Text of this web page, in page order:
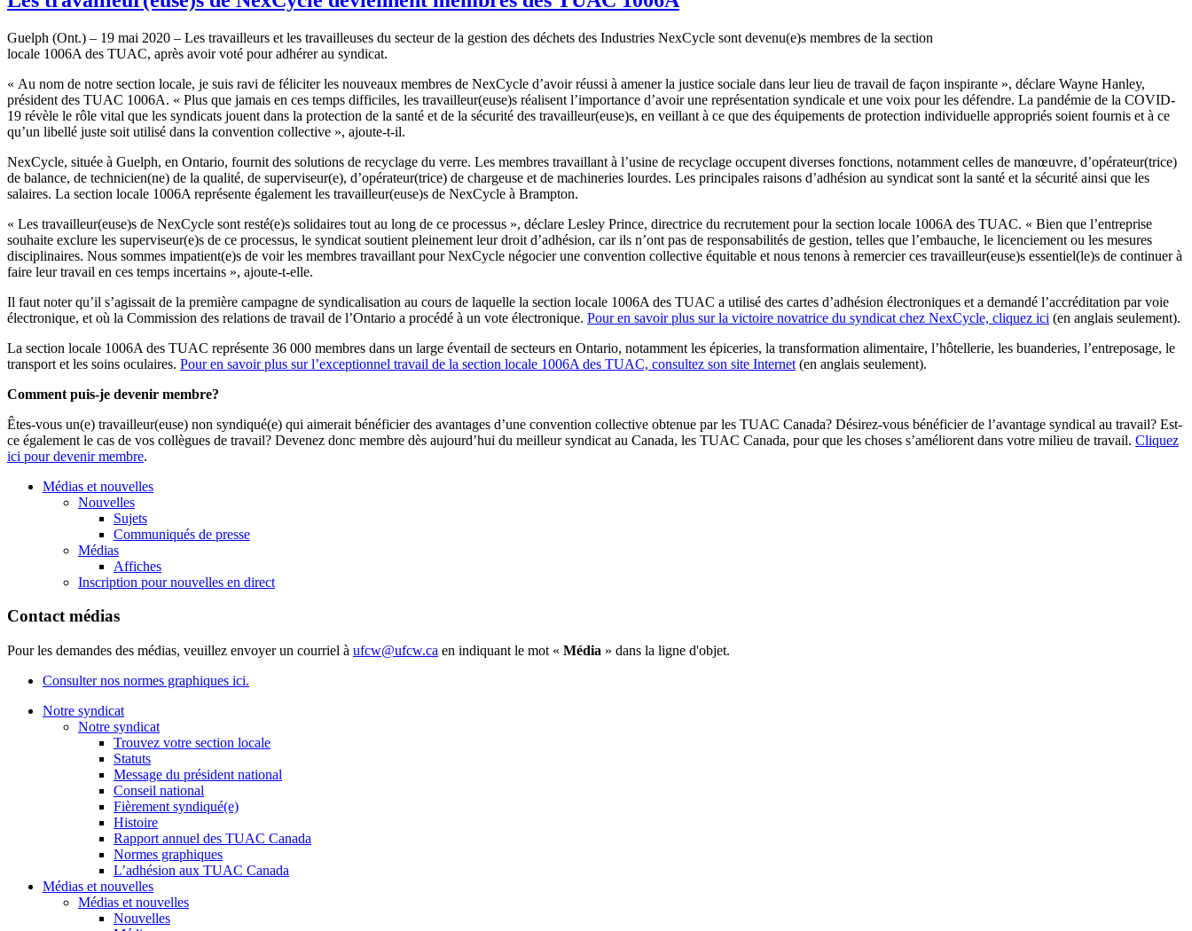
Guelph (Ont.) – 19 mai 2020 – Les travailleurs et les travailleuses du secteur de la gestion des déchets des Industries NexCycle sont devenu(e)s membres de la section
locale 1006A des TUAC, après avoir voté pour adhérer au syndicat.
« Au nom de notre section locale, je suis ravi de féliciter les nouveaux membres de NexCycle d’avoir réussi à amener la justice sociale dans leur lieu de travail de façon inspirante », déclare Wayne Hanley,
président des TUAC 1006A. « Plus que jamais en ces temps difficiles, les travailleur(euse)s réalisent l’importance d’avoir une représentation syndicale et une voix pour les défendre. La pandémie de la COVID-
19 révèle le rôle vital que les syndicats jouent dans la protection de la santé et de la sécurité des travailleur(euse)s, en veillant à ce que des équipements de protection individuelle appropriés soient fournis et à ce
qu’un libellé juste soit utilisé dans la convention collective », ajoute-t-il.
NexCycle, située à Guelph, en Ontario, fournit des solutions de recyclage du verre. Les membres travaillant à l’usine de recyclage occupent diverses fonctions, notamment celles de manœuvre, d’opérateur(trice)
de balance, de technicien(ne) de la qualité, de superviseur(e), d’opérateur(trice) de chargeuse et de machineries lourdes. Les principales raisons d’adhésion au syndicat sont la santé et la sécurité ainsi que les
salaires. La section locale 1006A représente également les travailleur(euse)s de NexCycle à Brampton.
« Les travailleur(euse)s de NexCycle sont resté(e)s solidaires tout au long de ce processus », déclare Lesley Prince, directrice du recrutement pour la section locale 1006A des TUAC. « Bien que l’entreprise
souhaite exclure les superviseur(e)s de ce processus, le syndicat soutient pleinement leur droit d’adhésion, car ils n’ont pas de responsabilités de gestion, telles que l’embauche, le licenciement ou les mesures
disciplinaires. Nous sommes impatient(e)s de voir les membres travaillant pour NexCycle négocier une convention collective équitable et nous tenons à remercier ces travailleur(euse)s essentiel(le)s de continuer à
faire leur travail en ces temps incertains », ajoute-t-elle.
Il faut noter qu’il s’agissait de la première campagne de syndicalisation au cours de laquelle la section locale 1006A des TUAC a utilisé des cartes d’adhésion électroniques et a demandé l’accréditation par voie
électronique, et où la Commission des relations de travail de l’Ontario a procédé à un vote électronique. Pour en savoir plus sur la victoire novatrice du syndicat chez NexCycle, cliquez ici (en anglais seulement).
La section locale 1006A des TUAC représente 36 000 membres dans un large éventail de secteurs en Ontario, notamment les épiceries, la transformation alimentaire, l’hôtellerie, les buanderies, l’entreposage, le
transport et les soins oculaires. Pour en savoir plus sur l’exceptionnel travail de la section locale 1006A des TUAC, consultez son site Internet (en anglais seulement).
Comment puis-je devenir membre?
Êtes-vous un(e) travailleur(euse) non syndiqué(e) qui aimerait bénéficier des avantages d’une convention collective obtenue par les TUAC Canada? Désirez-vous bénéficier de l’avantage syndical au travail? Est-
ce également le cas de vos collègues de travail? Devenez donc membre dès aujourd’hui du meilleur syndicat au Canada, les TUAC Canada, pour que les choses s’améliorent dans votre milieu de travail. Cliquez
ici pour devenir membre.
Médias et nouvelles
Nouvelles
Sujets
Communiqués de presse
Médias
Affiches
Inscription pour nouvelles en direct
Contact médias
Pour les demandes des médias, veuillez envoyer un courriel à ufcw@ufcw.ca en indiquant le mot « Média » dans la ligne d'objet.
Consulter nos normes graphiques ici.
Notre syndicat
Notre syndicat
Trouvez votre section locale
Statuts
Message du président national
Conseil national
Fièrement syndiqué(e)
Histoire
Rapport annuel des TUAC Canada
Normes graphiques
L’adhésion aux TUAC Canada
Médias et nouvelles
Médias et nouvelles
Nouvelles